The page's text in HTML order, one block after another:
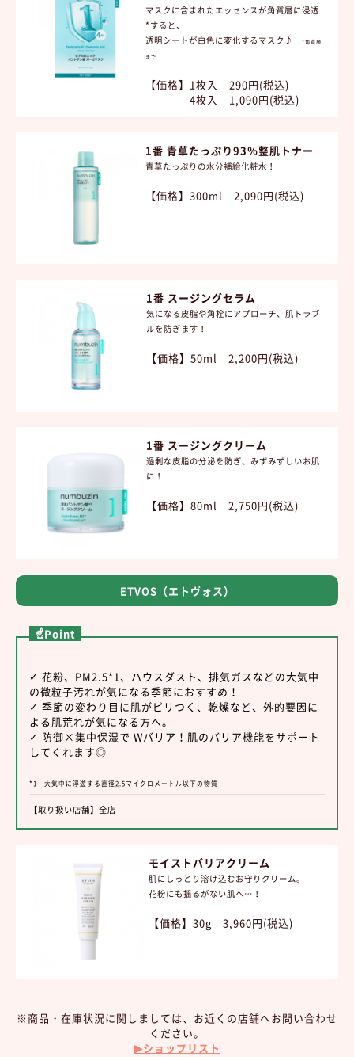
マスクに含まれたエッセンスが角質層に浸透
*すると、
透明シートが白色に変化するマスク♪
*角質層
まで
【価格】1枚入 290円(税込)
4枚入 1,090円(税込)
1番 青草たっぷり93％整肌トナー
青草たっぷりの水分補給化粧水！
【価格】300ml 2,090円(税込)
1番 スージングセラム
気になる皮脂や角栓にアプローチ、肌トラブ
ルを防ぎます！
【価格】50ml 2,200円(税込)
1番 スージングクリーム
過剰な皮脂の分泌を防ぎ、みずみずしいお肌
に！
【価格】80ml 2,750円(税込)
ETVOS（エトヴォス）
☝Point
✓ 花粉、PM2.5*1、ハウスダスト、排気ガスなどの大気中
の微粒子汚れが気になる季節におすすめ！
✓ 季節の変わり目に肌がピリつく、乾燥など、外的要因に
よる肌荒れが気になる方へ。
✓ 防御×集中保湿で Wバリア！肌のバリア機能をサポート
してくれます◎
*1 大気中に浮遊する直径2.5マイクロメートル以下の物質
【取り扱い店舗】全店
モイストバリアクリーム
肌にしっとり溶け込むお守りクリーム。
花粉にも揺るがない肌へ…！
【価格】30g 3,960円(税込)
※商品・在庫状況に関しましては、お近くの店舗へお問い合わせ
ください。
▶ショップリスト